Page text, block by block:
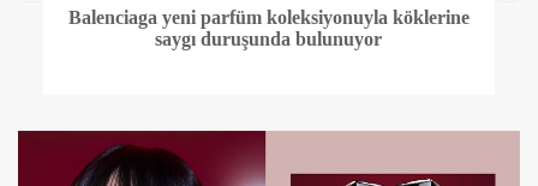
Balenciaga yeni parfüm koleksiyonuyla köklerine
saygı duruşunda bulunuyor